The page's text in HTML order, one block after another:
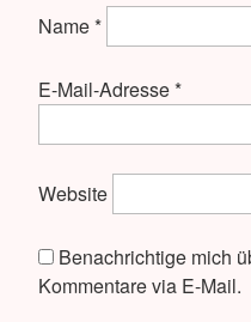
Name*
E-Mail-Adresse*
Website
Benachrichtige mich
Kommentare via E-Mail.